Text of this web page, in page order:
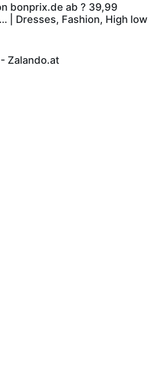
bonprix.de ab ? 39,99
| Dresses, Fashion, High low
Zalando.at